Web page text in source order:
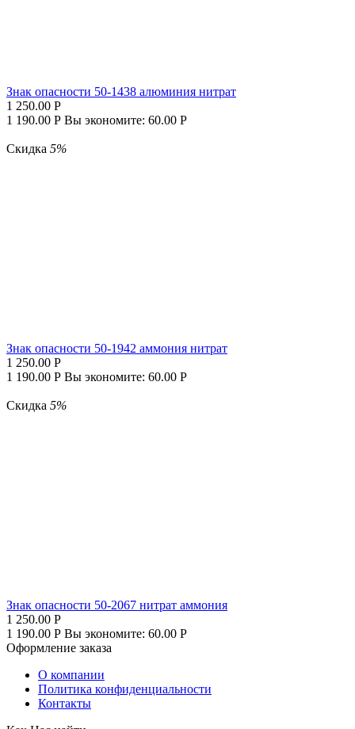
Знак опасности 50-1438 алюминия нитрат
1 250.00 Р
1 190.00 Р Вы экономите: 60.00 Р
Скидка 5%
Знак опасности 50-1942 аммония нитрат
1 250.00 Р
1 190.00 Р Вы экономите: 60.00 Р
Скидка 5%
Знак опасности 50-2067 нитрат аммония
1 250.00 Р
1 190.00 Р Вы экономите: 60.00 Р
Оформление заказа
О компании
Политика конфиденциальности
Контакты